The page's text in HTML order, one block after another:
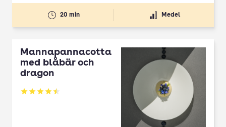
20 min Medel
Mannapannacotta
med blåbär och
dragon
Betyg: 4.5 av 5